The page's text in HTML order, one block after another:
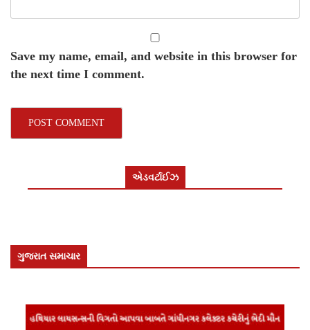
Save my name, email, and website in this browser for
the next time I comment.
એડવર્ટાઈઝ
ગુજરાત સમાચાર